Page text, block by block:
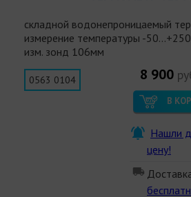
cкладной водонепроницаемый
измерение температуры -
изм. зонд 106мм
8 900
В
Нашли
цену!
0563 0104